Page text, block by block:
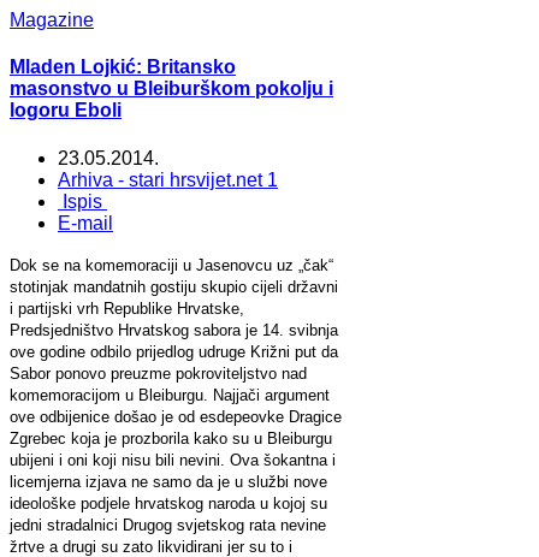
Magazine
Mladen Lojkić: Britansko
masonstvo u Bleiburškom pokolju i
logoru Eboli
23.05.2014.
Arhiva - stari hrsvijet.net 1
Ispis
E-mail
Dok se na komemoraciji u Jasenovcu uz „čak“
stotinjak mandatnih gostiju skupio cijeli državni
i partijski vrh Republike Hrvatske,
Predsjedništvo Hrvatskog sabora je 14. svibnja
ove godine odbilo prijedlog udruge Križni put da
Sabor ponovo preuzme pokroviteljstvo nad
komemoracijom u Bleiburgu. Najjači argument
ove odbijenice došao je od esdepeovke Dragice
Zgrebec koja je prozborila kako su u Bleiburgu
ubijeni i oni koji nisu bili nevini. Ova šokantna i
licemjerna izjava ne samo da je u službi nove
ideološke podjele hrvatskog naroda u kojoj su
jedni stradalnici Drugog svjetskog rata nevine
žrtve a drugi su zato likvidirani jer su to i